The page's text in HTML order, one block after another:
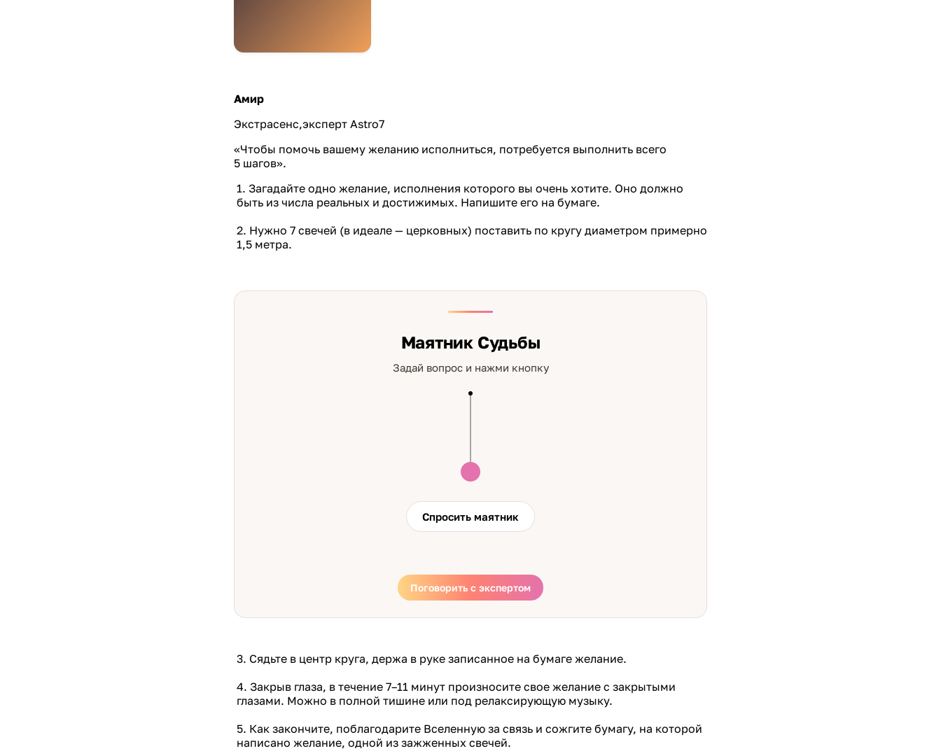
Амир
Экстрасенс,эксперт Astro7
«Чтобы помочь вашему желанию исполниться, потребуется выполнить всего
5 шагов».
1. Загадайте одно желание, исполнения которого вы очень хотите. Оно должно
быть из числа реальных и достижимых. Напишите его на бумаге.
2. Нужно 7 свечей (в идеале — церковных) поставить по кругу диаметром примерно
1,5 метра.
Маятник Судьбы
Задай вопрос и нажми кнопку
Спросить маятник
Поговорить с экспертом
3. Сядьте в центр круга, держа в руке записанное на бумаге желание.
4. Закрыв глаза, в течение 7–11 минут произносите свое желание с закрытыми
глазами. Можно в полной тишине или под релаксирующую музыку.
5. Как закончите, поблагодарите Вселенную за связь и сожгите бумагу, на которой
написано желание, одной из зажженных свечей.